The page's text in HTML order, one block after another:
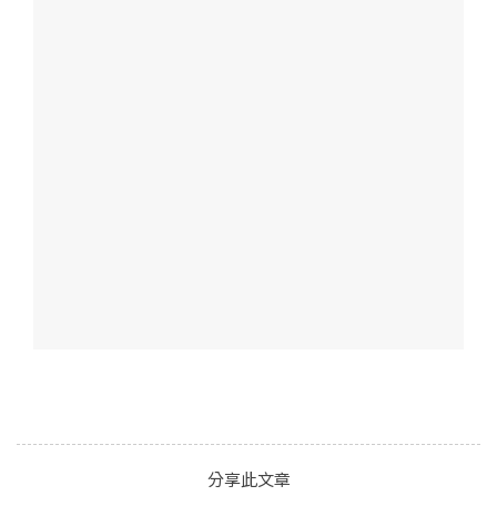
分享此文章